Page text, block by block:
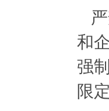
和
强
限